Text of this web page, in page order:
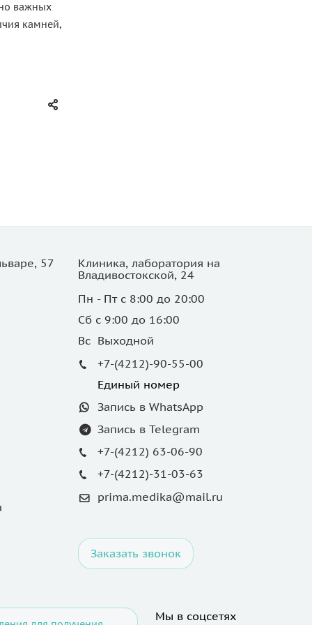
важных
камней,
57
Клиника, лаборатория на
Владивостокской, 24
Пн - Пт с 8:00 до 20:00
Сб с 9:00 до 16:00
Вс Выходной
+7-(4212)-90-55-00
Единый номер
Запись в WhatsApp
Запись в Telegram
+7-(4212) 63-06-90
+7-(4212)-31-03-63
prima.medika@mail.ru
Заказать звонок
Мы в соцсетях